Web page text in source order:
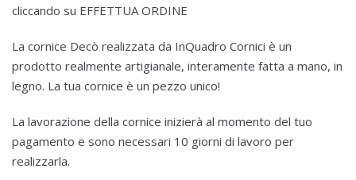
cliccando su EFFETTUA ORDINE
La cornice Decò realizzata da InQuadro Cornici è un
prodotto realmente artigianale, interamente fatta a mano, in
legno. La tua cornice è un pezzo unico!
La lavorazione della cornice inizierà al momento del tuo
pagamento e sono necessari 10 giorni di lavoro per
realizzarla.